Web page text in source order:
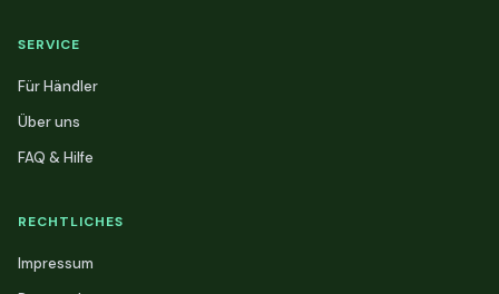
SERVICE
Für Händler
Über uns
FAQ & Hilfe
RECHTLICHES
Impressum